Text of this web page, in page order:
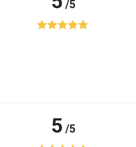
/5
5/5